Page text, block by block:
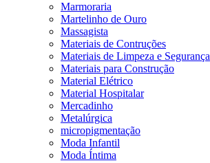
Marmoraria
Martelinho de Ouro
Massagista
Materiais de Contruções
Materiais de Limpeza e Segurança
Materiais para Construção
Material Elétrico
Material Hospitalar
Mercadinho
Metalúrgica
micropigmentação
Moda Infantil
Moda Íntima